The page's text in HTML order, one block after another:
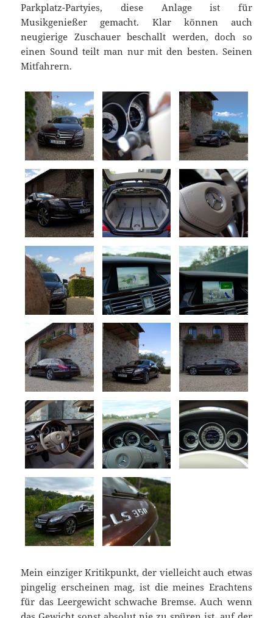
Parkplatz-Partyies, diese Anlage ist für
Musikgenießer gemacht. Klar können auch
neugierige Zuschauer beschallt werden, doch so
einen Sound teilt man nur mit den besten. Seinen
Mitfahrern.
Mein einziger Kritikpunkt, der vielleicht auch etwas
pingelig erscheinen mag, ist die meines Erachtens
für das Leergewicht schwache Bremse. Auch wenn